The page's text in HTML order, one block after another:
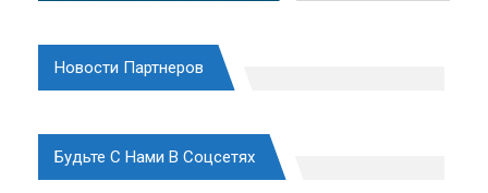
Новости Партнеров
Будьте С Нами В Соцсетях